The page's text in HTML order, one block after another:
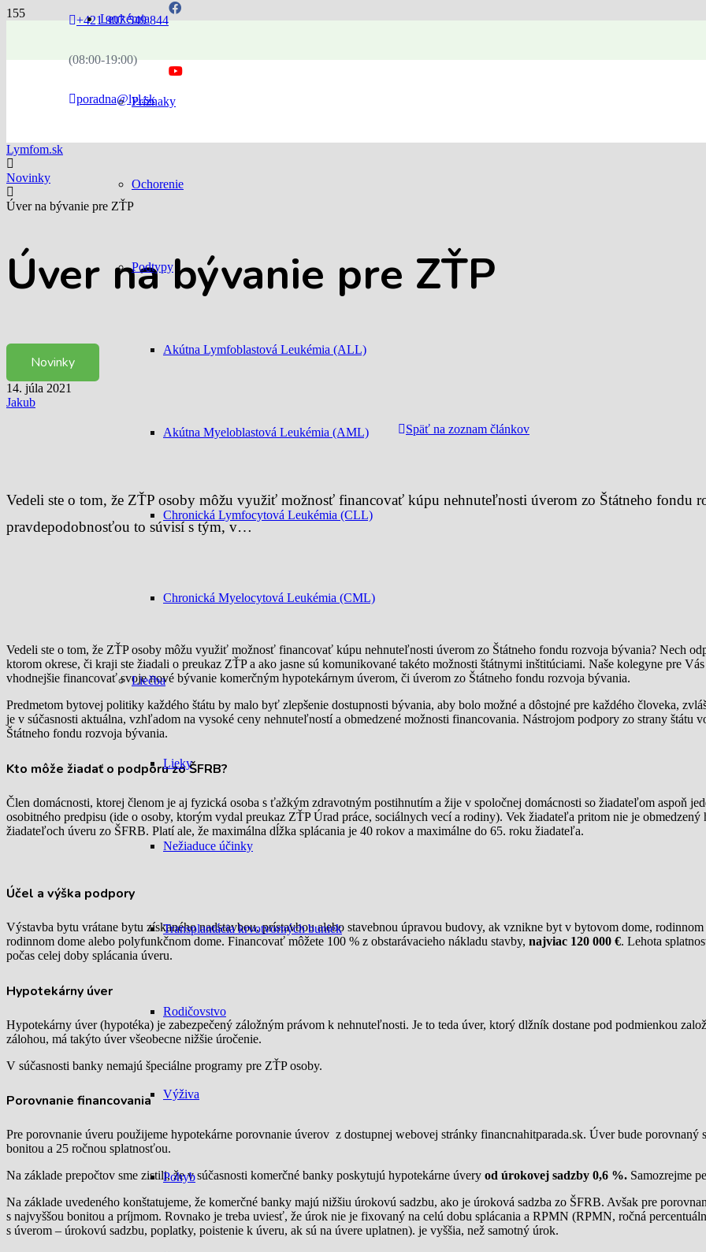
+421 907 549 844
(08:00-19:00)
poradna@lyl.sk
Leukémia
Príznaky
Ochorenie
Podtypy
Akútna Lymfoblastová Leukémia (ALL)
Akútna Myeloblastová Leukémia (AML)
Chronická Lymfocytová Leukémia (CLL)
Chronická Myelocytová Leukémia (CML)
Liečba
Lieky
Nežiaduce účinky
Transplantácia krvotvorných buniek
Rodičovstvo
Výživa
Pohyb
Lymfom.sk
Novinky
Úver na bývanie pre ZŤP
Úver na bývanie pre ZŤP
Novinky
14. júla 2021
Jakub
Späť na zoznam článkov
Vedeli ste o tom, že ZŤP osoby môžu využiť možnosť financovať kúpu nehnuteľnosti úverom zo Štátneho fondu
pravdepodobnosťou to súvisí s tým, v…
Vedeli ste o tom, že ZŤP osoby môžu využiť možnosť financovať kúpu nehnuteľnosti úverom zo Štátneho fondu rozvoja bývania? Nech
ktorom okrese, či kraji ste žiadali o preukaz ZŤP a ako jasne sú komunikované takéto možnosti štátnymi inštitúciami. Naše kolegyne pre
vhodnejšie financovať svoje nové bývanie komerčným hypotekárnym úverom, či úverom zo Štátneho fondu rozvoja bývania.
Predmetom bytovej politiky každého štátu by malo byť zlepšenie dostupnosti bývania, aby bolo možné a dôstojné pre každého človeka,
je v súčasnosti aktuálna, vzhľadom na vysoké ceny nehnuteľností a obmedzené možnosti financovania. Nástrojom podpory zo strany štátu
Štátneho fondu rozvoja bývania.
Kto môže žiadať o podporu zo ŠFRB?
Člen domácnosti, ktorej členom je aj fyzická osoba s ťažkým zdravotným postihnutím a žije v spoločnej domácnosti so žiadateľom aspoň
osobitného predpisu (ide o osoby, ktorým vydal preukaz ZŤP Úrad práce, sociálnych vecí a rodiny). Vek žiadateľa pritom nie je
žiadateľoch úveru zo ŠFRB. Platí ale, že maximálna dĺžka splácania je 40 rokov a maximálne do 65. roku žiadateľa.
Účel a výška podpory
Výstavba bytu vrátane bytu získaného nadstavbou, prístavbou alebo stavebnou úpravou budovy, ak vznikne byt v bytovom dome,
rodinnom dome alebo polyfunkčnom dome. Financovať môžete 100 % z obstarávacieho nákladu stavby, najviac 120 000 €. Lehota
počas celej doby splácania úveru.
Hypotekárny úver
Hypotekárny úver (hypotéka) je zabezpečený záložným právom k nehnuteľnosti. Je to teda úver, ktorý dlžník dostane pod podmienkou
zálohou, má takýto úver všeobecne nižšie úročenie.
V súčasnosti banky nemajú špeciálne programy pre ZŤP osoby.
Porovnanie financovania
Pre porovnanie úveru použijeme hypotekárne porovnanie úverov z dostupnej webovej stránky financnahitparada.sk. Úver bude
bonitou a 25 ročnou splatnosťou.
Na základe prepočtov sme zistili, že v súčasnosti komerčné banky poskytujú hypotekárne úvery od úrokovej sadzby 0,6 %. Samozrejme
Na základe uvedeného konštatujeme, že komerčné banky majú nižšiu úrokovú sadzbu, ako je úroková sadzba zo ŠFRB. Avšak pre
s najvyššou bonitou a príjmom. Rovnako je treba uviesť, že úrok nie je fixovaný na celú dobu splácania a RPMN (RPMN, ročná
s úverom – úrokovú sadzbu, poplatky, poistenie k úveru, ak sú na úvere uplatnen). je vyššia, než samotný úrok.